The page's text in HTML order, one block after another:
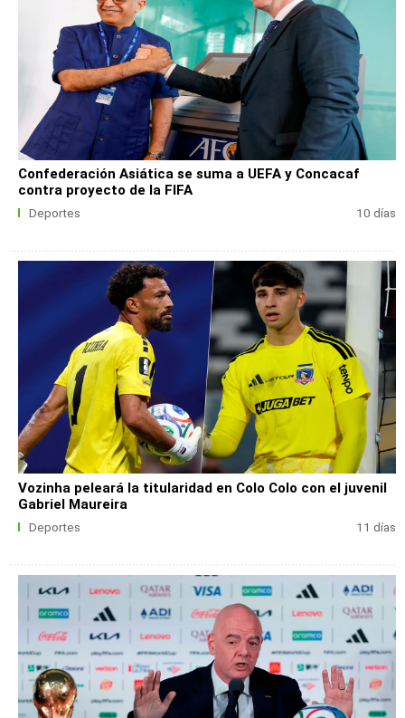
Confederación Asiática se suma a UEFA y Concacaf
contra proyecto de la FIFA
Deportes 10 días
Vozinha peleará la titularidad en Colo Colo con el juvenil
Gabriel Maureira
Deportes 11 días